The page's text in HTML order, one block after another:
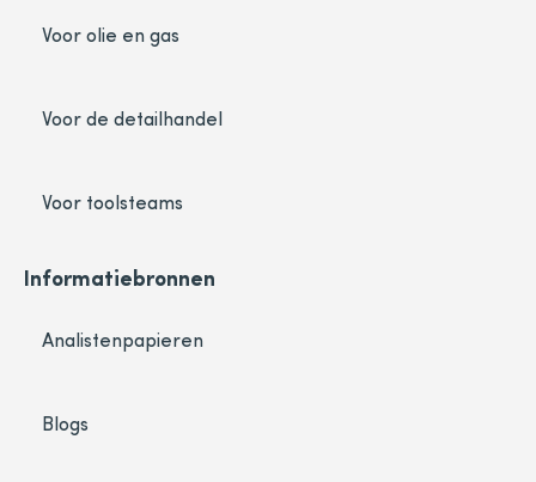
Voor olie en gas
Voor de detailhandel
Voor toolsteams
Informatiebronnen
Analistenpapieren
Blogs